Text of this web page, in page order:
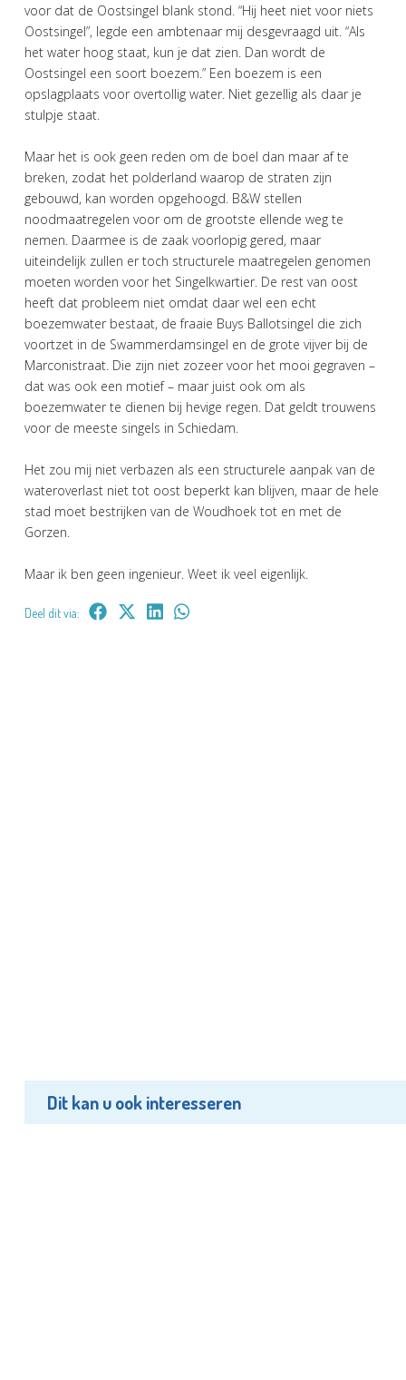
voor dat de Oostsingel blank stond. “Hij heet niet voor niets
Oostsingel”, legde een ambtenaar mij desgevraagd uit. “Als
het water hoog staat, kun je dat zien. Dan wordt de
Oostsingel een soort boezem.” Een boezem is een
opslagplaats voor overtollig water. Niet gezellig als daar je
stulpje staat.
Maar het is ook geen reden om de boel dan maar af te
breken, zodat het polderland waarop de straten zijn
gebouwd, kan worden opgehoogd. B&W stellen
noodmaatregelen voor om de grootste ellende weg te
nemen. Daarmee is de zaak voorlopig gered, maar
uiteindelijk zullen er toch structurele maatregelen genomen
moeten worden voor het Singelkwartier. De rest van oost
heeft dat probleem niet omdat daar wel een echt
boezemwater bestaat, de fraaie Buys Ballotsingel die zich
voortzet in de Swammerdamsingel en de grote vijver bij de
Marconistraat. Die zijn niet zozeer voor het mooi gegraven –
dat was ook een motief – maar juist ook om als
boezemwater te dienen bij hevige regen. Dat geldt trouwens
voor de meeste singels in Schiedam.
Het zou mij niet verbazen als een structurele aanpak van de
wateroverlast niet tot oost beperkt kan blijven, maar de hele
stad moet bestrijken van de Woudhoek tot en met de
Gorzen.
Maar ik ben geen ingenieur. Weet ik veel eigenlijk.
Deel dit via:
Dit kan u ook interesseren